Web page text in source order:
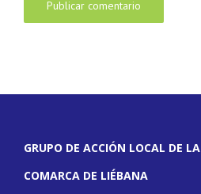
GRUPO DE ACCIÓN LOCAL DE LA
COMARCA DE LIÉBANA